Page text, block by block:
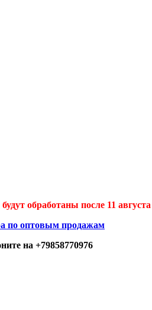
обработаны после 11 августа
по оптовым продажам
на +79858770976